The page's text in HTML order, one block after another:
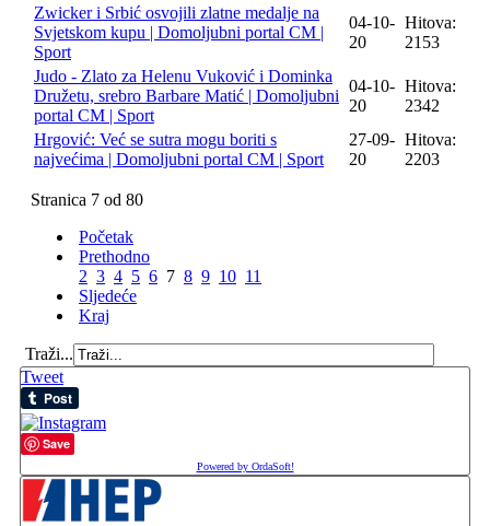
Zwicker i Srbić osvojili zlatne medalje na
Svjetskom kupu | Domoljubni portal CM |
Sport
04-10-
20
Hitova:
2153
Judo - Zlato za Helenu Vuković i Dominka
Družetu, srebro Barbare Matić | Domoljubni
portal CM | Sport
04-10-
20
Hitova:
2342
Hrgović: Već se sutra mogu boriti s
najvećima | Domoljubni portal CM | Sport
27-09-
20
Hitova:
2203
Stranica 7 od 80
Početak
Prethodno
2 3 4 5 6 7 8 9 10 11
Sljedeće
Kraj
Traži...
Tweet
Save
Powered by OrdaSoft!